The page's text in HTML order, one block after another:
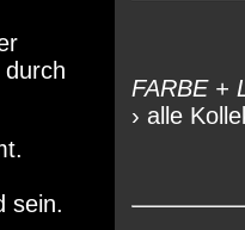
sein.
FARBE +
› alle